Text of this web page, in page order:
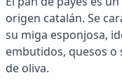
origen catalán. Se
su miga esponjosa,
embutidos, quesos
de oliva.